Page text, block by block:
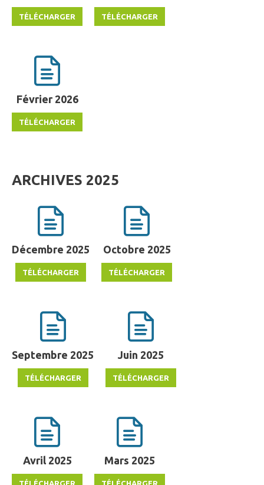
Février 2026
ARCHIVES 2025
Décembre 2025 Octobre 2025
Septembre 2025 Juin 2025
Avril 2025 Mars 2025